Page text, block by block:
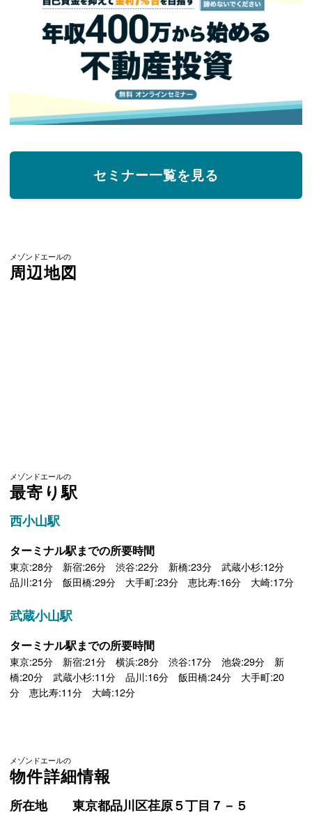
セミナー一覧を見る
メゾンドエールの
周辺地図
メゾンドエールの
最寄り駅
西小山駅
ターミナル駅までの所要時間
東京:28分 新宿:26分 渋谷:22分 新橋:23分 武蔵小杉:12分
品川:21分 飯田橋:29分 大手町:23分 恵比寿:16分 大崎:17分
武蔵小山駅
ターミナル駅までの所要時間
東京:25分 新宿:21分 横浜:28分 渋谷:17分 池袋:29分 新
橋:20分 武蔵小杉:11分 品川:16分 飯田橋:24分 大手町:20
分 恵比寿:11分 大崎:12分
メゾンドエールの
物件詳細情報
所在地
東京都品川区荏原５丁目７－５